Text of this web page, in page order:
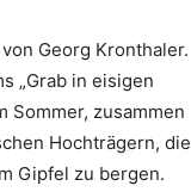
Georg Kronthaler.
„Grab in eisigen
Sommer, zusammen
Hochträgern, die
Gipfel zu bergen.